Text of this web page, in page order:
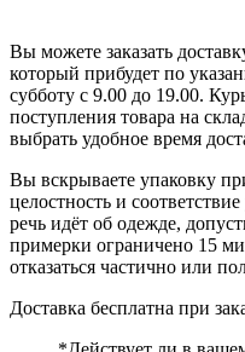
Вы можете заказать
который прибудет по
субботу с 9.00 до 19.00.
поступления товара на
выбрать удобное время
Вы вскрываете упаковку
целостность и
речь идёт об одежде,
примерки ограничено 15
отказаться частично или
Доставка бесплатна при